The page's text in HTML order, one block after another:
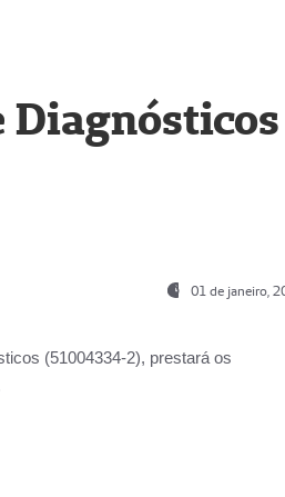
01 de janeiro,
(51004334-2), prestará os